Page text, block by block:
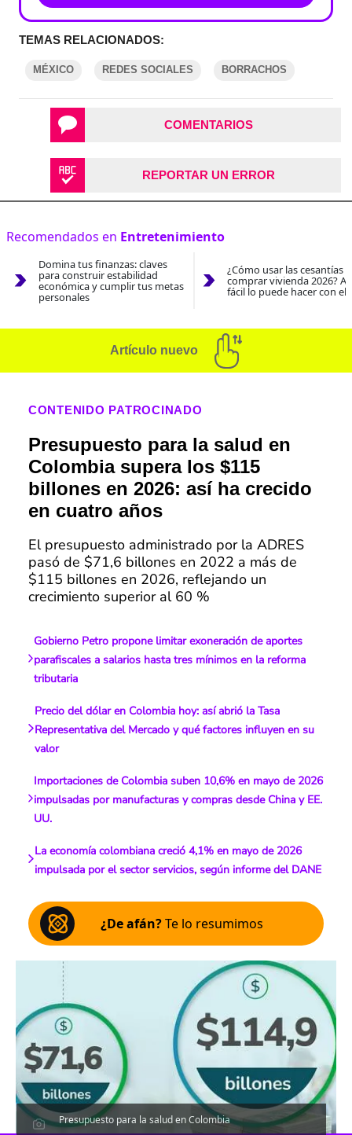
TEMAS RELACIONADOS:
MÉXICO REDES SOCIALES BORRACHOS
COMENTARIOS
REPORTAR UN ERROR
Recomendados en Entretenimiento
Domina tus finanzas: claves
para construir estabilidad
económica y cumplir tus metas
personales
¿Cómo usar las cesantías
comprar vivienda 2026?
fácil lo puede hacer con el
Artículo nuevo
CONTENIDO PATROCINADO
Presupuesto para la salud en
Colombia supera los $115
billones en 2026: así ha crecido
en cuatro años
El presupuesto administrado por la ADRES
pasó de $71,6 billones en 2022 a más de
$115 billones en 2026, reflejando un
crecimiento superior al 60 %
Gobierno Petro propone limitar exoneración de aportes
parafiscales a salarios hasta tres mínimos en la reforma
tributaria
Precio del dólar en Colombia hoy: así abrió la Tasa
Representativa del Mercado y qué factores influyen en su
valor
Importaciones de Colombia suben 10,6% en mayo de 2026
impulsadas por manufacturas y compras desde China y EE.
UU.
La economía colombiana creció 4,1% en mayo de 2026
impulsada por el sector servicios, según informe del DANE
¿De afán?Te lo resumimos
Presupuesto para la salud en Colombia